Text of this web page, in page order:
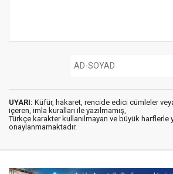
UYARI: Küfür, hakaret, rencide edici cümleler
içeren, imla kuralları ile yazılmamış,
Türkçe karakter kullanılmayan ve büyük harflerle
onaylanmamaktadır.